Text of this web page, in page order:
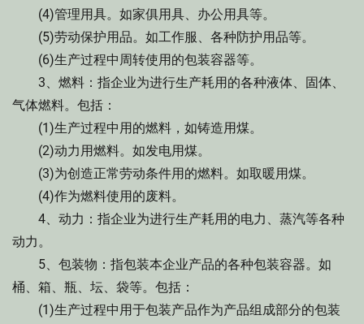
(4)管理用具。如家俱用具、办公用具等。
(5)劳动保护用品。如工作服、各种防护用品等。
(6)生产过程中周转使用的包装容器等。
3、燃料：指企业为进行生产耗用的各种液体、固体、
气体燃料。包括：
(1)生产过程中用的燃料，如铸造用煤。
(2)动力用燃料。如发电用煤。
(3)为创造正常劳动条件用的燃料。如取暖用煤。
(4)作为燃料使用的废料。
4、动力：指企业为进行生产耗用的电力、蒸汽等各种
动力。
5、包装物：指包装本企业产品的各种包装容器。如
桶、箱、瓶、坛、袋等。包括：
(1)生产过程中用于包装产品作为产品组成部分的包装